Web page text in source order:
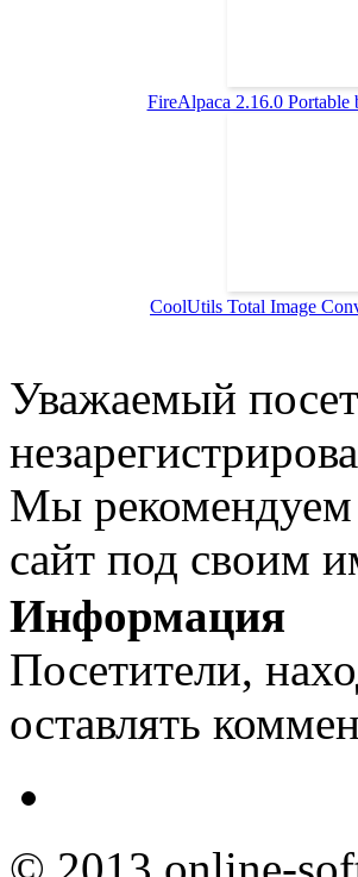
FireAlpaca 2.16.0 Portable
CoolUtils Total Image
Уважаемый
Мы рекомендуем
сайт под своим
Информация
Посетители,
оставлять